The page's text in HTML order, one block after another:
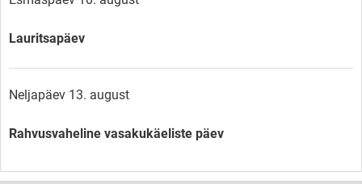
Lauritsapäev
Neljapäev 13. august
Rahvusvaheline vasakukäeliste päev